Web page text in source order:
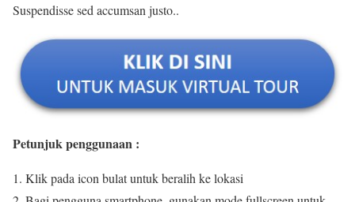
Suspendisse sed accumsan justo..
Petunjuk penggunaan :
Klik pada icon bulat untuk beralih ke lokasi